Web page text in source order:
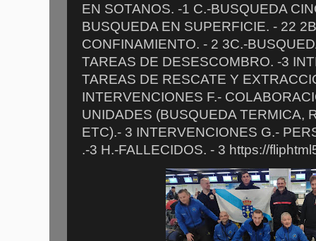
EN SOTANOS. -1 C.-BUSQUEDA
BUSQUEDA EN SUPERFICIE. - 22
CONFINAMIENTO. - 2 3C.-
TAREAS DE DESESCOMBRO. -3
TAREAS DE RESCATE Y
INTERVENCIONES F.-
UNIDADES (BUSQUEDA TERMICA,
ETC).- 3 INTERVENCIONES G.-
.-3 H.-FALLECIDOS. - 3 https://